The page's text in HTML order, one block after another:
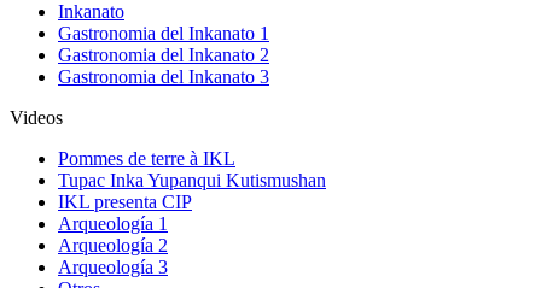
Inkanato
Gastronomia del Inkanato 1
Gastronomia del Inkanato 2
Gastronomia del Inkanato 3
Videos
Pommes de terre à IKL
Tupac Inka Yupanqui Kutismushan
IKL presenta CIP
Arqueología 1
Arqueología 2
Arqueología 3